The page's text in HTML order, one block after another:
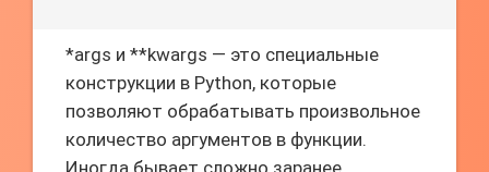
*args и **kwargs — это специальные
конструкции в Python, которые
позволяют обрабатывать произвольное
количество аргументов в функции.
Иногда бывает сложно заранее